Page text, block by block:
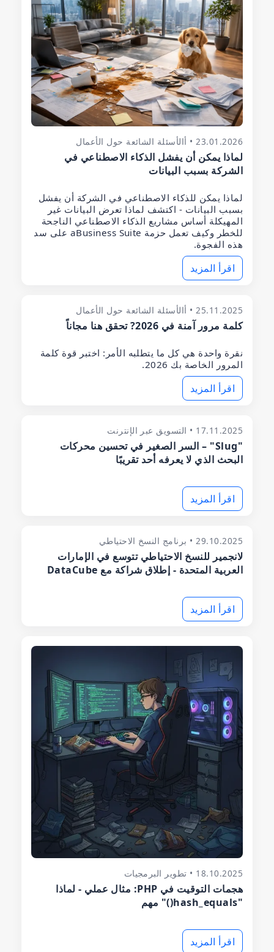
23.01.2026 • أالأسئلة الشائعة حول الأعمال
لماذا يمكن أن يفشل الذكاء الاصطناعي في
الشركة بسبب البيانات
لماذا يمكن للذكاء الاصطناعي في الشركة أن يفشل
بسبب البيانات - اكتشف لماذا تعرض البيانات غير
المهيكلة أساس مشاريع الذكاء الاصطناعي الناجحة
للخطر وكيف تعمل حزمة aBusiness Suite على سد
هذه الفجوة.
اقرأ المزيد
25.11.2025 • أالأسئلة الشائعة حول الأعمال
كلمة مرور آمنة في 2026? تحقق هنا مجاناً
نقرة واحدة هي كل ما يتطلبه الأمر: اختبر قوة كلمة
المرور الخاصة بك 2026.
اقرأ المزيد
17.11.2025 • التسويق عبر الإنترنت
"Slug" – السر الصغير في تحسين محركات
البحث الذي لا يعرفه أحد تقريبًا
اقرأ المزيد
29.10.2025 • برنامج النسخ الاحتياطي
لانجمير للنسخ الاحتياطي تتوسع في الإمارات
العربية المتحدة - إطلاق شراكة مع DataCube
اقرأ المزيد
18.10.2025 • تطوير البرمجيات
هجمات التوقيت في PHP: مثال عملي - لماذا
"hash_equals()" مهم
اقرأ المزيد